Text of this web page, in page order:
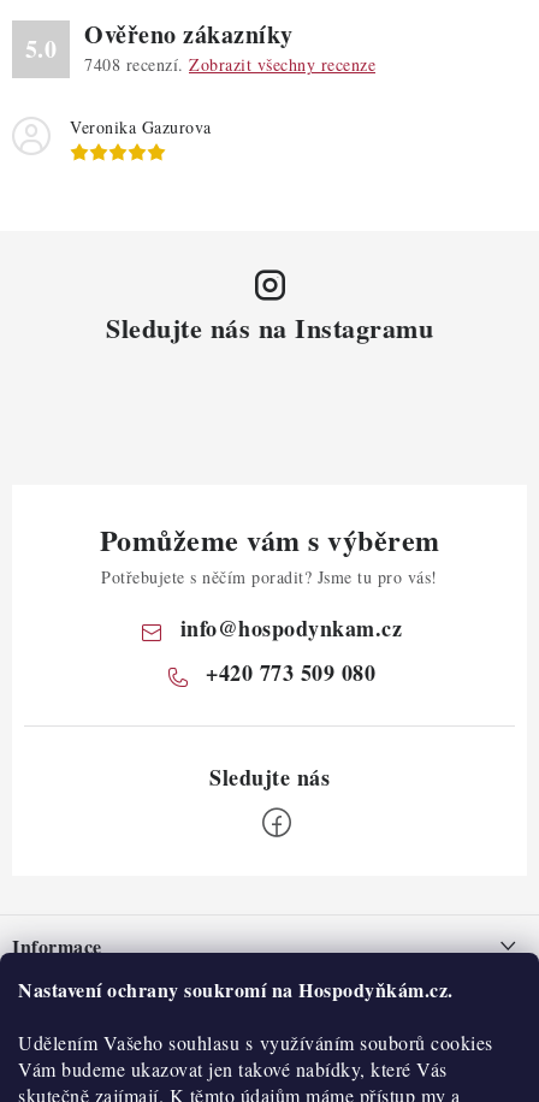
Nastavení ochrany soukromí na Hospodyňkám.cz.
Udělením Vašeho souhlasu s využíváním souborů cookies
Vám budeme ukazovat jen takové nabídky, které Vás
skutečně zajímají. K těmto údajům máme přístup my a
5.0 Ověřeno zákazníky
7408 recenzí. Zobrazit všechny recenze
Veronika Gazurova
Sledujte nás na Instagramu
Pomůžeme vám s výběrem
Potřebujete s něčím poradit? Jsme tu pro vás!
info@hospodynkam.cz
+420 773 509 080
pInformace
Nepřevzetí zásilky na dobírku
Obchodní podmínky
Hodnocení obchodu
O nás
Historie
O nákupu